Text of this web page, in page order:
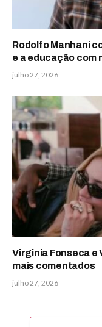
Rodolfo Manhani
e a educação com
julho 27, 2026
Virginia Fonseca e
mais comentados
julho 27, 2026